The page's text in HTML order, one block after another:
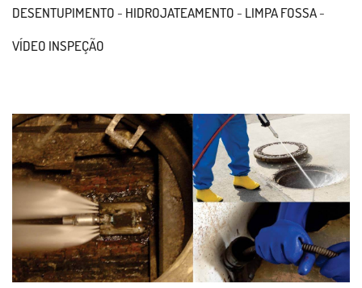
DESENTUPIMENTO - HIDROJATEAMENTO - LIMPA FOSSA-
VÍDEO INSPEÇÃO